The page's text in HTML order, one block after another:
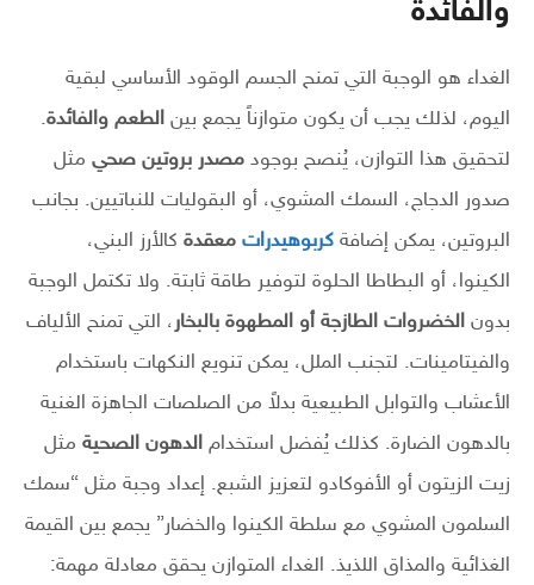
والفائدة
الغداء هو الوجبة التي تمنح الجسم الوقود الأساسي لبقية
اليوم، لذلك يجب أن يكون متوازناً يجمع بين الطعم والفائدة.
لتحقيق هذا التوازن، يُنصح بوجود مصدر بروتين صحي مثل
صدور الدجاج، السمك المشوي، أو البقوليات للنباتيين. بجانب
البروتين، يمكن إضافة كربوهيدرات معقدة كالأرز البني،
الكينوا، أو البطاطا الحلوة لتوفير طاقة ثابتة. ولا تكتمل الوجبة
بدون الخضروات الطازجة أو المطهوة بالبخار ، التي تمنح الألياف
والفيتامينات. لتجنب الملل، يمكن تنويع النكهات باستخدام
الأعشاب والتوابل الطبيعية بدلاً من الصلصات الجاهزة الغنية
بالدهون الضارة. كذلك يُفضل استخدام الدهون الصحية مثل
زيت الزيتون أو الأفوكادو لتعزيز الشبع. إعداد وجبة مثل “سمك
السلمون المشوي مع سلطة الكينوا والخضار” يجمع بين القيمة
الغذائية والمذاق اللذيذ. الغداء المتوازن يحقق معادلة مهمة: